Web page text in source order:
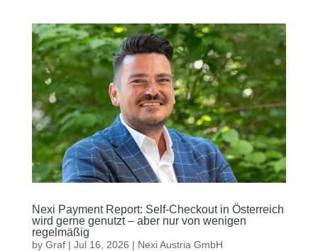
Nexi Payment Report: Self-Checkout in Österreich
wird gerne genutzt – aber nur von wenigen
regelmäßig
by Graf| Jul 16, 2026 | Nexi Austria GmbH